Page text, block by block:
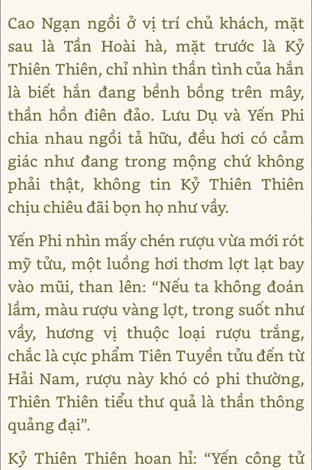
Cao Ngạn ngồi ở vị trí chủ khách, mặt
sau là Tần Hoài hà, mặt trước là Kỷ
Thiên Thiên, chỉ nhìn thần tình của hắn
là biết hắn đang bềnh bồng trên mây,
thần hồn điên đảo. Lưu Dụ và Yến Phi
chia nhau ngồi tả hữu, đều hơi có cảm
giác như đang trong mộng chứ không
phải thật, không tin Kỷ Thiên Thiên
chịu chiêu đãi bọn họ như vầy.
Yến Phi nhìn mấy chén rượu vừa mới rót
mỹ tửu, một luồng hơi thơm lợt lạt bay
vào mũi, than lên: “Nếu ta không đoán
lầm, màu rượu vàng lợt, trong suốt như
vầy, hương vị thuộc loại rượu trắng,
chắc là cực phẩm Tiên Tuyền tửu đến từ
Hải Nam, rượu này khó có phi thường,
Thiên Thiên tiểu thư quả là thần thông
quảng đại”.
Kỷ Thiên Thiên hoan hỉ: “Yến công tử